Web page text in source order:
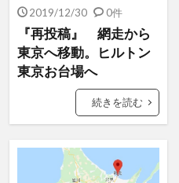
2019/12/30 0件
『再投稿』 網走から
東京へ移動。ヒルトン
東京お台場へ
続きを読む